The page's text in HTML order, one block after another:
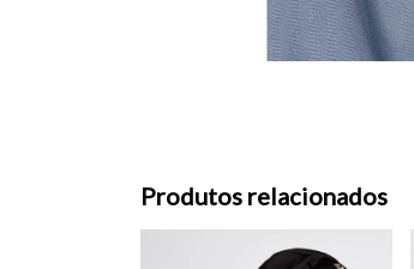
Produtos relacionados